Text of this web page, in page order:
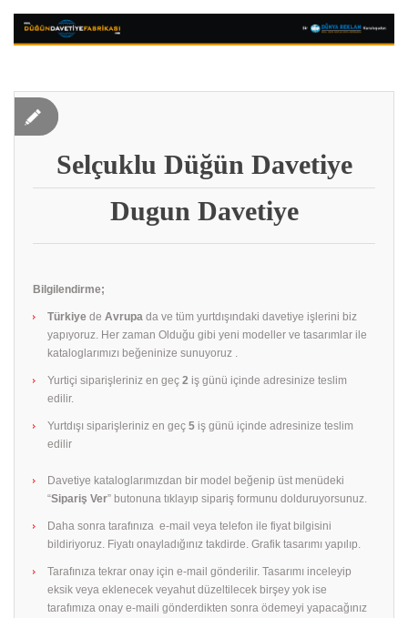
Selçuklu Düğün Davetiye
Dugun Davetiye
Bilgilendirme;
Türkiye de Avrupa da ve tüm yurtdışındaki davetiye işlerini biz
yapıyoruz. Her zaman Olduğu gibi yeni modeller ve tasarımlar ile
kataloglarımızı beğeninize sunuyoruz .
Yurtiçi siparişleriniz en geç 2 iş günü içinde adresinize teslim
edilir.
Yurtdışı siparişleriniz en geç 5 iş günü içinde adresinize teslim
edilir
Davetiye kataloglarımızdan bir model beğenip üst menüdeki
“Sipariş Ver” butonuna tıklayıp sipariş formunu dolduruyorsunuz.
Daha sonra tarafınıza e-mail veya telefon ile fiyat bilgisini
bildiriyoruz. Fiyatı onayladığınız takdirde. Grafik tasarımı yapılıp.
Tarafınıza tekrar onay için e-mail gönderilir. Tasarımı inceleyip
eksik veya eklenecek veyahut düzeltilecek birşey yok ise
tarafımıza onay e-maili gönderdikten sonra ödemeyi yapacağınız